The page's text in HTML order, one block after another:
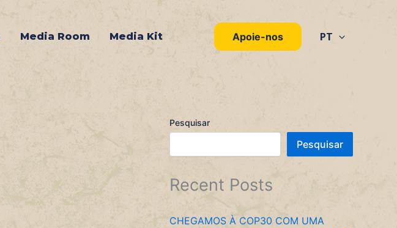
Media Room Media Kit Apoie-nos PT
Pesquisar
Pesquisar
Recent Posts
CHEGAMOS À COP30 COM UMA